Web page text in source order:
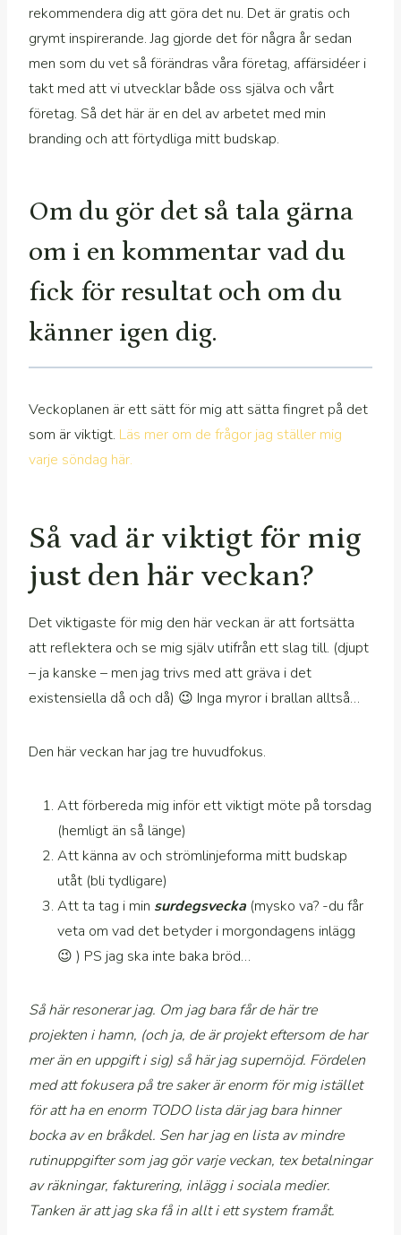
rekommendera dig att göra det nu. Det är gratis och
grymt inspirerande. Jag gjorde det för några år sedan
men som du vet så förändras våra företag, affärsidéer i
takt med att vi utvecklar både oss själva och vårt
företag. Så det här är en del av arbetet med min
branding och att förtydliga mitt budskap.
Om du gör det så tala gärna
om i en kommentar vad du
fick för resultat och om du
känner igen dig.
Veckoplanen är ett sätt för mig att sätta fingret på det
som är viktigt. Läs mer om de frågor jag ställer mig
varje söndag här.
Så vad är viktigt för mig
just den här veckan?
Det viktigaste för mig den här veckan är att fortsätta
att reflektera och se mig själv utifrån ett slag till. (djupt
– ja kanske – men jag trivs med att gräva i det
existensiella då och då) 😉 Inga myror i brallan alltså…
Den här veckan har jag tre huvudfokus.
Att förbereda mig inför ett viktigt möte på torsdag
(hemligt än så länge)
Att känna av och strömlinjeforma mitt budskap
utåt (bli tydligare)
Att ta tag i min surdegsvecka (mysko va? -du får
veta om vad det betyder i morgondagens inlägg
😉 ) PS jag ska inte baka bröd…
Så här resonerar jag. Om jag bara får de här tre
projekten i hamn, (och ja, de är projekt eftersom de har
mer än en uppgift i sig) så här jag supernöjd. Fördelen
med att fokusera på tre saker är enorm för mig istället
för att ha en enorm TODO lista där jag bara hinner
bocka av en bråkdel. Sen har jag en lista av mindre
rutinuppgifter som jag gör varje veckan, tex betalningar
av räkningar, fakturering, inlägg i sociala medier.
Tanken är att jag ska få in allt i ett system framåt.